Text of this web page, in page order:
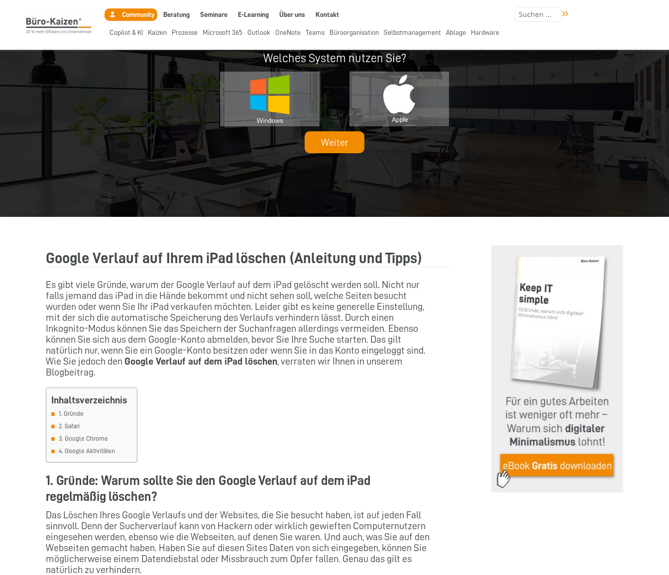
Community Beratung Seminare E-Learning Über uns Kontakt
Copilot & KI Kaizen Prozesse Microsoft 365 Outlook OneNote Teams Büroorganisation Selbstmanagement Ablage Hardware
Welches System nutzen Sie?
Weiter
Google Verlauf auf Ihrem iPad löschen (Anleitung und Tipps)
Es gibt viele Gründe, warum der Google Verlauf auf dem iPad gelöscht werden soll. Nicht nur
falls jemand das iPad in die Hände bekommt und nicht sehen soll, welche Seiten besucht
wurden oder wenn Sie Ihr iPad verkaufen möchten. Leider gibt es keine generelle Einstellung,
mit der sich die automatische Speicherung des Verlaufs verhindern lässt. Durch einen
Inkognito-Modus können Sie das Speichern der Suchanfragen allerdings vermeiden. Ebenso
können Sie sich aus dem Google-Konto abmelden, bevor Sie Ihre Suche starten. Das gilt
natürlich nur, wenn Sie ein Google-Konto besitzen oder wenn Sie in das Konto eingeloggt sind.
Wie Sie jedoch den Google Verlauf auf dem iPad löschen , verraten wir Ihnen in unserem
Blogbeitrag.
Inhaltsverzeichnis
1. Gründe
2. Safari
3. Google Chrome
4. Google Aktivitäten
1. Gründe: Warum sollte Sie den Google Verlauf auf dem iPad
regelmäßig löschen?
Das Löschen Ihres Google Verlaufs und der Websites, die Sie besucht haben, ist auf jeden Fall
sinnvoll. Denn der Sucherverlauf kann von Hackern oder wirklich gewieften Computernutzern
eingesehen werden, ebenso wie die Webseiten, auf denen Sie waren. Und auch, was Sie auf den
Webseiten gemacht haben. Haben Sie auf diesen Sites Daten von sich eingegeben, können Sie
möglicherweise einem Datendiebstal oder Missbrauch zum Opfer fallen. Genau das gilt es
natürlich zu verhindern.